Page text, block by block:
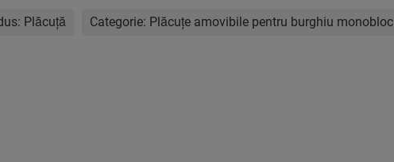
Plăcuţă Categorie: Plăcuţe amovibile pentru burghiu monobloc